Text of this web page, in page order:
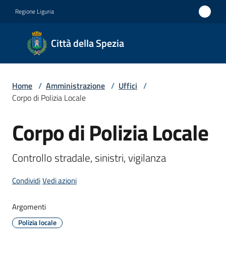
Regione Liguria
Città della Spezia
Città
della
Medaglia
Merito
Civile
Medaglia
d'argento
Militare
Home / Amministrazione / Uffici /
Corpo di Polizia Locale
Salta al contenuto
Corpo di Polizia Locale
Controllo stradale, sinistri, vigilanza
CondividiVedi azioni
Argomenti
Polizia locale